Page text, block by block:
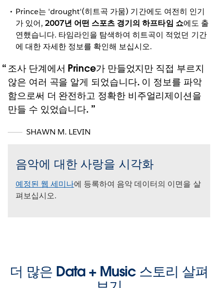
Prince는 'drought'(히트곡 가뭄) 기간에도 여전히 인기
가 있어,2007년 어떤 스포츠 경기의 하프타임 쇼에도 출
연했습니다. 타임라인을 탐색하여 히트곡이 적었던 기간
에 대한 자세한 정보를 확인해 보십시오.
조사 단계에서 Prince가 만들었지만 직접 부르지
않은 여러 곡을 알게 되었습니다. 이 정보를 파악
함으로써 더 완전하고 정확한 비주얼리제이션을
만들 수 있었습니다.
SHAWN M. LEVIN
음악에 대한 사랑을 시각화
예정된 웹 세미나에 등록하여 음악 데이터의 이면을 살
펴보십시오.
is Error Code:VIDEO_CLOUD_ERR_VIDEO_NOT_FOUND
2026-08-09:a4164f51268d985adcfdbcbb
더 많은 Data + Music 스토리 살펴